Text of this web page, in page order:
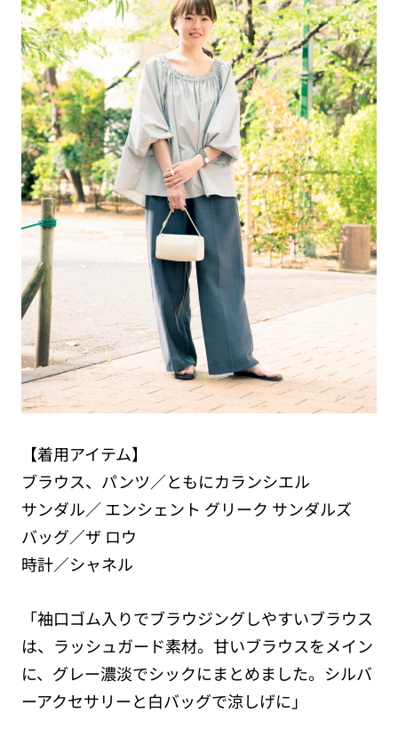
【着用アイテム】
ブラウス、パンツ／ともにカランシエル
サンダル／ エンシェント グリーク サンダルズ
バッグ／ザ ロウ
時計／シャネル
「袖口ゴム入りでブラウジングしやすいブラウス
は、ラッシュガード素材。甘いブラウスをメイン
に、グレー濃淡でシックにまとめました。シルバ
ーアクセサリーと白バッグで涼しげに」